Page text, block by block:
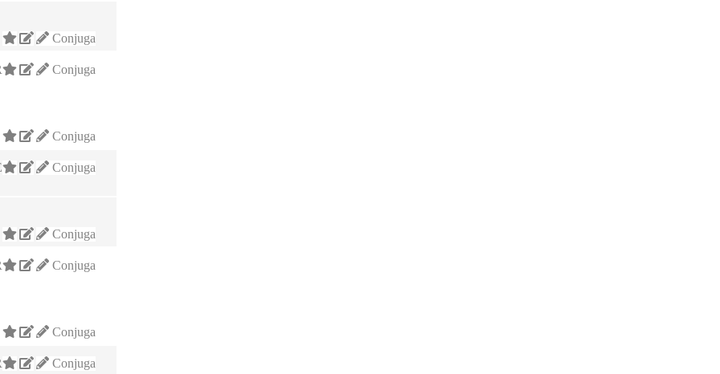
Conjuga
Conjuga
Conjuga
Conjuga
Conjuga
Conjuga
Conjuga
Conjuga